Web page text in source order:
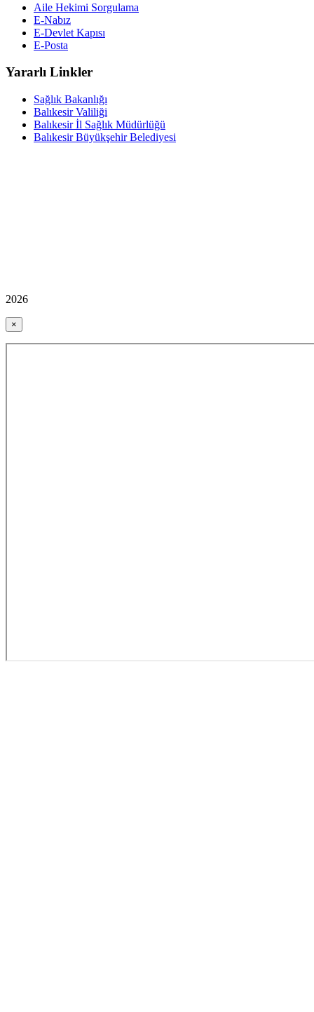
Aile Hekimi Sorgulama
E-Nabız
E-Devlet Kapısı
E-Posta
Yararlı Linkler
Sağlık Bakanlığı
Balıkesir Valiliği
Balıkesir İl Sağlık Müdürlüğü
Balıkesir Büyükşehir Belediyesi
2026
×